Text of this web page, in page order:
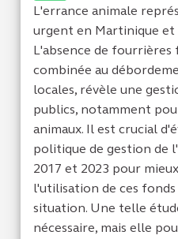
L'errance animale
urgent en Martinique et
L'absence de
combinée au
locales, révèle une
publics, notamment
animaux. Il est crucial
politique de gestion de
2017 et 2023 pour
l'utilisation de ces
situation. Une telle
nécessaire, mais elle